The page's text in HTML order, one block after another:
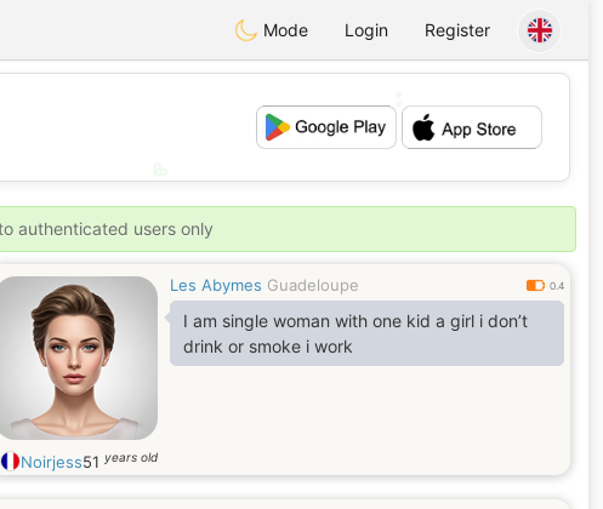
Mode Login Register
authenticated users only
Les Abymes Guadeloupe 0.4
I am single woman with one kid a girl i don’t
drink or smoke i work
Noirjess51 years old